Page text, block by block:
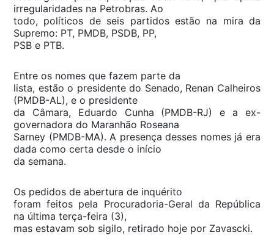
irregularidades na Petrobras. Ao
todo, políticos de seis partidos estão na mira da
Supremo: PT, PMDB, PSDB, PP,
PSB e PTB.
Entre os nomes que fazem parte da
lista, estão o presidente do Senado, Renan Calheiros
(PMDB-AL), e o presidente
da Câmara, Eduardo Cunha (PMDB-RJ) e a ex-
governadora do Maranhão Roseana
Sarney (PMDB-MA). A presença desses nomes já era
dada como certa desde o início
da semana.
Os pedidos de abertura de inquérito
foram feitos pela Procuradoria-Geral da República
na última terça-feira (3),
mas estavam sob sigilo, retirado hoje por Zavascki.